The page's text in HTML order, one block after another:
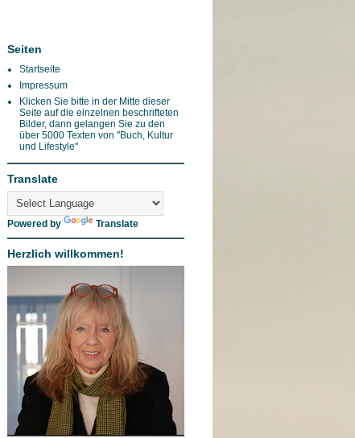
Seiten
Startseite
Impressum
Klicken Sie bitte in der Mitte dieser
Seite auf die einzelnen beschrifteten
Bilder, dann gelangen Sie zu den
über 5000 Texten von "Buch, Kultur
und Lifestyle"
Translate
Powered by Translate
Herzlich willkommen!